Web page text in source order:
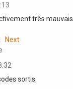
très
Next
sortis.